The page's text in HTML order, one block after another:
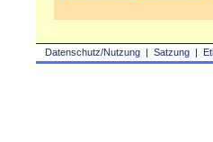
Datenschutz/Nutzung | Satzung |